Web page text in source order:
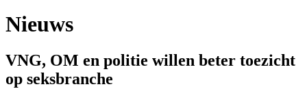
Nieuws
VNG, OM en politie willen beter toezicht
op seksbranche